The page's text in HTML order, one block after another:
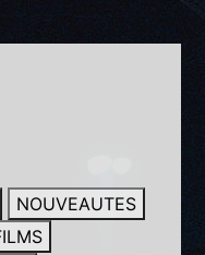
NOUVEAUTES